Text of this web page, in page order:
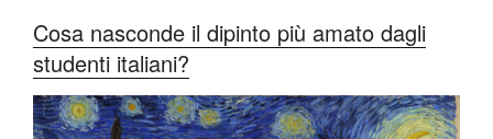
Cosa nasconde il dipinto più amato dagli
studenti italiani?